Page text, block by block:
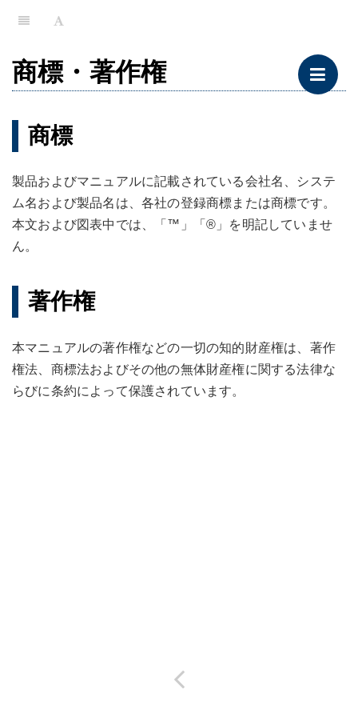
商標・著作権
商標
製品およびマニュアルに記載されている会社名、システ
ム名および製品名は、各社の登録商標または商標です。
本文および図表中では、「™」「®」を明記していませ
ん。
著作権
本マニュアルの著作権などの一切の知的財産権は、著作
権法、商標法およびその他の無体財産権に関する法律な
らびに条約によって保護されています。